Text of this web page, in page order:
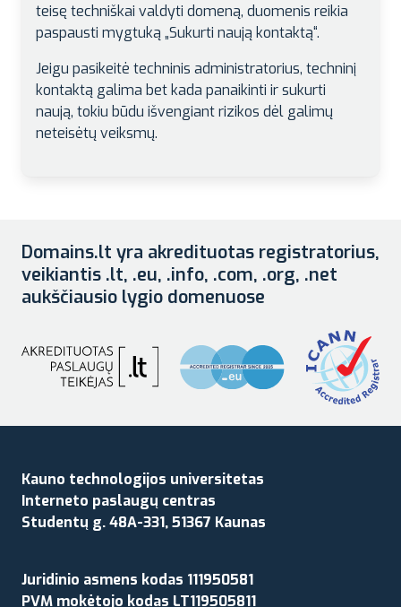
teisę techniškai valdyti domeną, duomenis reikia
paspausti mygtuką „Sukurti naują kontaktą“.
Jeigu pasikeitė techninis administratorius, techninį
kontaktą galima bet kada panaikinti ir sukurti
naują, tokiu būdu išvengiant rizikos dėl galimų
neteisėtų veiksmų.
Domains.lt yra akredituotas registratorius,
veikiantis .lt, .eu, .info, .com, .org, .net
aukščiausio lygio domenuose
Kauno technologijos universitetas
Interneto paslaugų centras
Studentų g. 48A-331, 51367 Kaunas
Juridinio asmens kodas 111950581
PVM mokėtojo kodas LT119505811